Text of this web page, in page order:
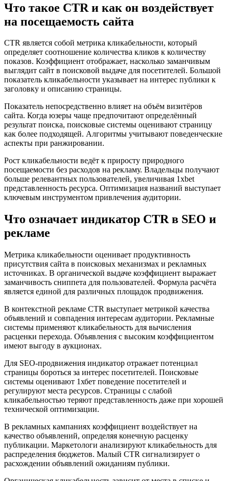
Что такое CTR и как он воздействует
на посещаемость сайта
CTR является собой метрика кликабельности, который
определяет соотношение количества кликов к количеству
показов. Коэффициент отображает, насколько заманчивым
выглядит сайт в поисковой выдаче для посетителей. Большой
показатель кликабельности указывает на интерес публики к
заголовку и описанию страницы.
Показатель непосредственно влияет на объём визитёров
сайта. Когда юзеры чаще предпочитают определённый
результат поиска, поисковые системы оценивают страницу
как более подходящей. Алгоритмы учитывают поведенческие
аспекты при ранжировании.
Рост кликабельности ведёт к приросту природного
посещаемости без расходов на рекламу. Владельцы получают
больше релевантных пользователей, увеличивая 1xbet
представленность ресурса. Оптимизация названий выступает
ключевым инструментом привлечения аудитории.
Что означает индикатор CTR в SEO и
рекламе
Метрика кликабельности оценивает продуктивность
присутствия сайта в поисковых механизмах и рекламных
источниках. В органической выдаче коэффициент выражает
заманчивость сниппета для пользователей. Формула расчёта
является единой для различных площадок продвижения.
В контекстной рекламе CTR выступает метрикой качества
объявлений и совпадения интересам аудитории. Рекламные
системы применяют кликабельность для вычисления
расценки перехода. Объявления с высоким коэффициентом
имеют выгоду в аукционах.
Для SEO-продвижения индикатор отражает потенциал
страницы бороться за интерес посетителей. Поисковые
системы оценивают 1хбет поведение посетителей и
регулируют места ресурсов. Страницы с слабой
кликабельностью теряют представленность даже при хорошей
технической оптимизации.
В рекламных кампаниях коэффициент воздействует на
качество объявлений, определяя конечную расценку
публикации. Маркетологи анализируют кликабельность для
распределения бюджетов. Малый CTR сигнализирует о
расхождении объявлений ожиданиям публики.